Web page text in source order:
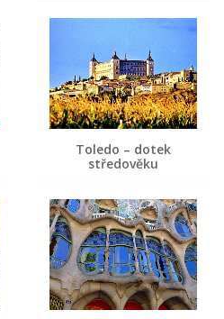
Toledo – dotek
středověku